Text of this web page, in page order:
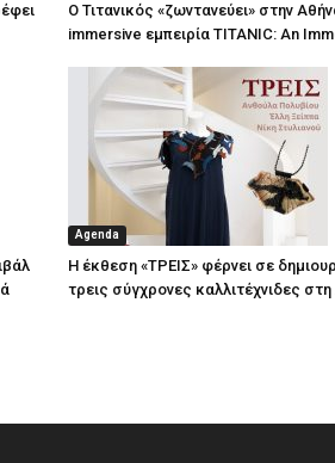
Ο Τιτανικός «ζωντανεύει» στην
immersive εμπειρία TITANIC: An
Agenda
Η έκθεση «ΤΡΕΙΣ» φέρνει σε
τρεις σύγχρονες καλλιτέχνιδες